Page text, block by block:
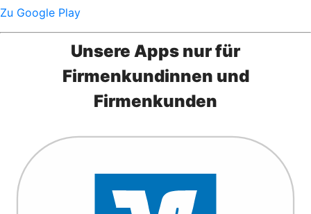
Zu Google Play
Unsere Apps nur für
Firmenkundinnen und
Firmenkunden